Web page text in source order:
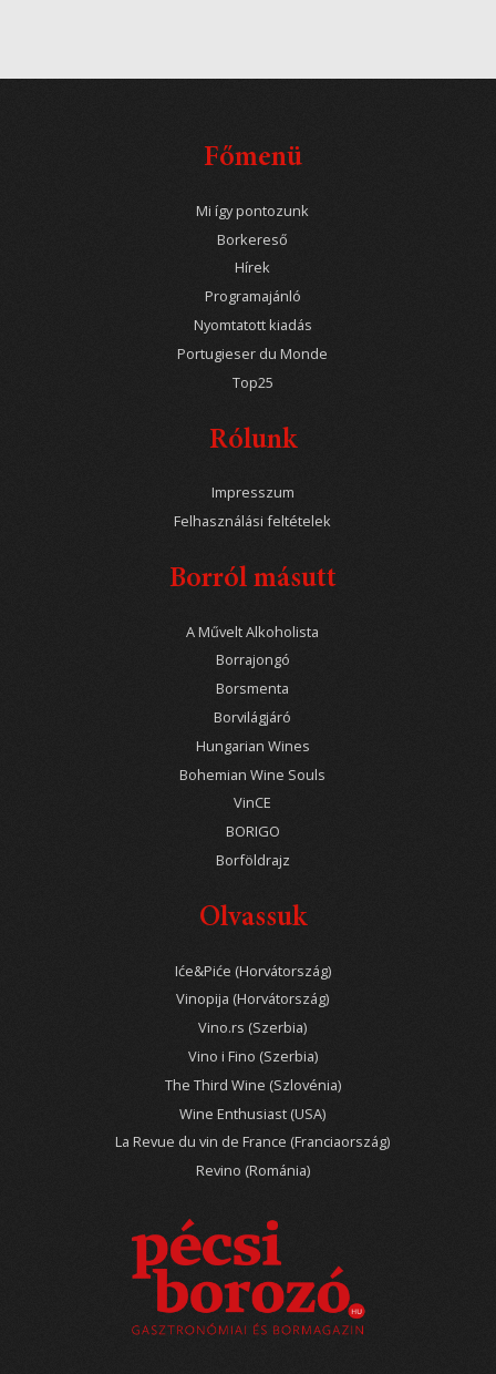
Főmenü
Mi így pontozunk
Borkereső
Hírek
Programajánló
Nyomtatott kiadás
Portugieser du Monde
Top25
Rólunk
Impresszum
Felhasználási feltételek
Borról másutt
A Művelt Alkoholista
Borrajongó
Borsmenta
Borvilágjáró
Hungarian Wines
Bohemian Wine Souls
VinCE
BORIGO
Borföldrajz
Olvassuk
Iće&Piće (Horvátország)
Vinopija (Horvátország)
Vino.rs (Szerbia)
Vino i Fino (Szerbia)
The Third Wine (Szlovénia)
Wine Enthusiast (USA)
La Revue du vin de France (Franciaország)
Revino (Románia)